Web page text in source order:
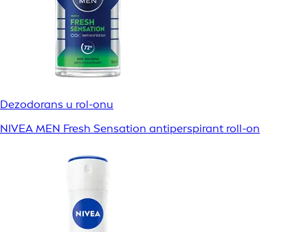
Dezodorans u rol-onu
NIVEA MEN Fresh Sensation antiperspirant roll-on